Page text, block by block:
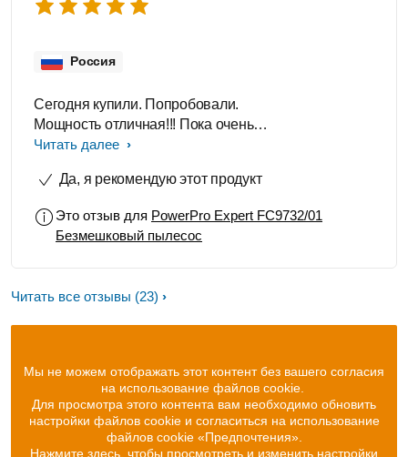
Россия
Сегодня купили. Попробовали.
Мощность отличная!!! Пока очень
довольны
Читать далее
Да, я рекомендую этот продукт
Это отзыв для PowerPro Expert FC9732/01
Безмешковый пылесос
Читать все отзывы (23)
Мы не можем отображать этот контент без вашего согласия
на использование файлов cookie.
Для просмотра этого контента вам необходимо обновить
настройки файлов cookie и согласиться на использование
файлов cookie «Предпочтения».
Нажмите здесь, чтобы просмотреть и изменить настройки